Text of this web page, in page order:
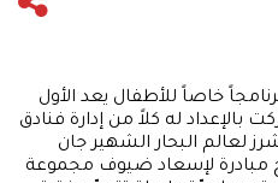
خاصاً للأطفال يعد الأول
بالإعداد له كلاً من إدارة فنادق
لعالم البحار الشهير جان
مبادرة لإسعاد ضيوف مجموعة